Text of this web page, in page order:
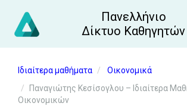
Πανελλήνιο
Δίκτυο Καθηγητών
Ιδιαίτερα μαθήματα
Οικονομικά
Παναγιώτης Κεσίσογλου – Ιδιαίτερα
Οικονομικών